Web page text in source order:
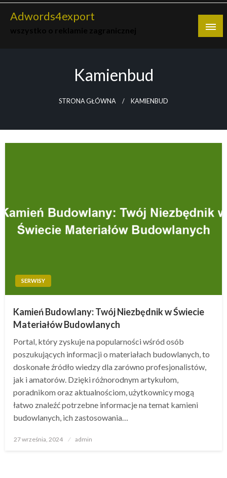
Skip
Adwords4export
Kamienbud
STRONA GŁÓWNA KAMIENBUD
SERWISY
Kamień Budowlany: Twój Niezbędnik w Świecie
Materiałów Budowlanych
Portal, który zyskuje na popularności wśród osób
poszukujących informacji o materiałach budowlanych, to
doskonałe źródło wiedzy dla zarówno profesjonalistów,
jak i amatorów. Dzięki różnorodnym artykułom,
poradnikom oraz aktualnościom, użytkownicy mogą
łatwo znaleźć potrzebne informacje na temat kamieni
budowlanych, ich zastosowania…
Opublikowane
27 września, 2024 admin